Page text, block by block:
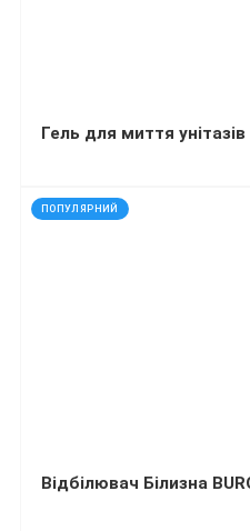
ПОПУЛЯРНИЙ
код: 35311
Відбілювач Білизна